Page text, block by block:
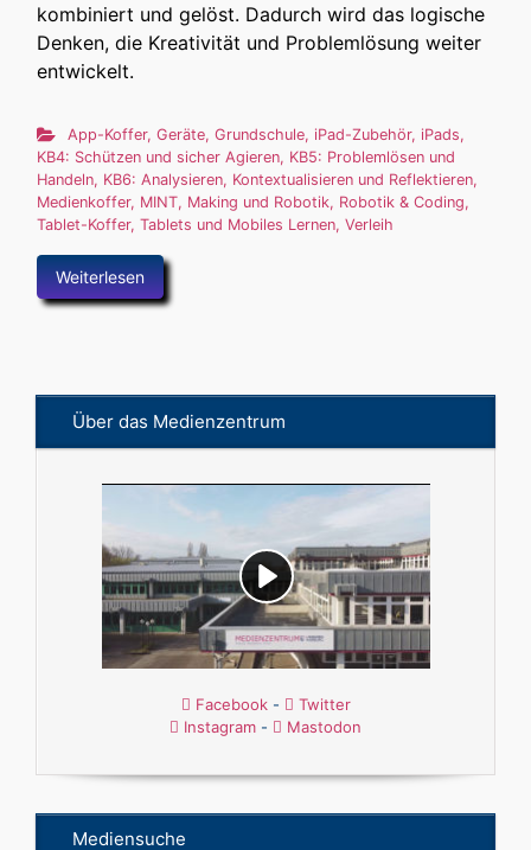
kombiniert und gelöst. Dadurch wird das logische
Denken, die Kreativität und Problemlösung weiter
entwickelt.
App-Koffer, Geräte, Grundschule, iPad-Zubehör, iPads,
KB4: Schützen und sicher Agieren, KB5: Problemlösen und
Handeln, KB6: Analysieren, Kontextualisieren und Reflektieren,
Medienkoffer, MINT, Making und Robotik, Robotik & Coding,
Tablet-Koffer, Tablets und Mobiles Lernen, Verleih
Weiterlesen
Über das Medienzentrum
Facebook-
Twitter
Instagram - Mastodon
Mediensuche